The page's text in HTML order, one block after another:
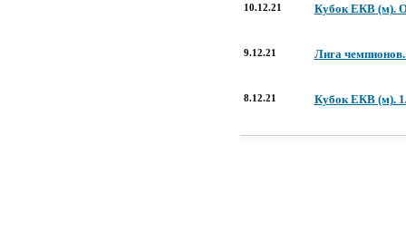
10.12.21 Кубок ЕКВ (м).
9.12.21 Лига
8.12.21 Кубок ЕКВ (м). 1/